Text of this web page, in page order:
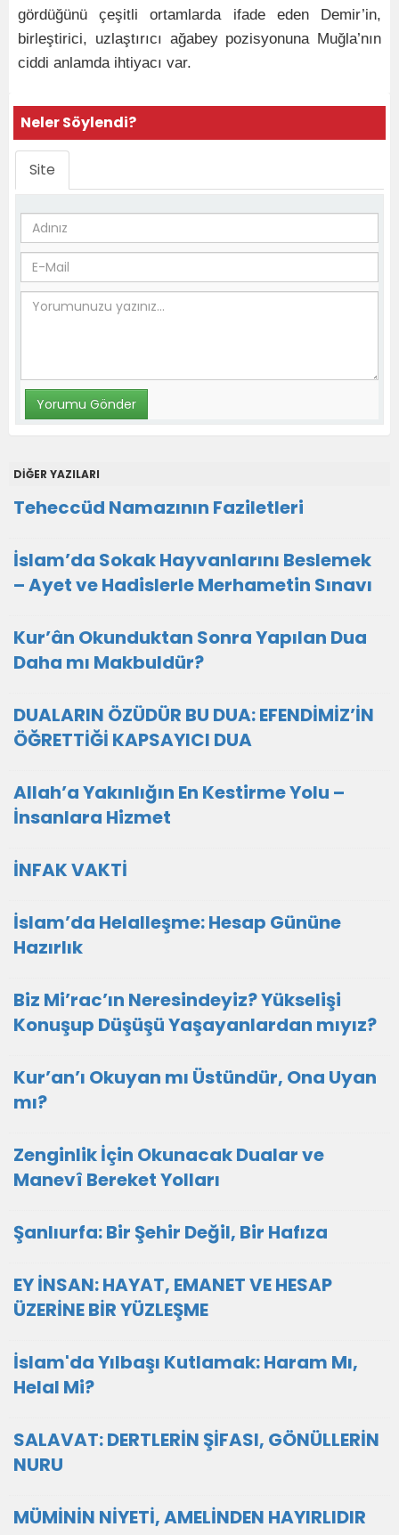
gördüğünü çeşitli ortamlarda ifade eden Demir’in,
birleştirici, uzlaştırıcı ağabey pozisyonuna Muğla’nın
ciddi anlamda ihtiyacı var.
Neler Söylendi?
Site
DİĞER YAZILARI
Teheccüd Namazının Faziletleri
İslam’da Sokak Hayvanlarını Beslemek
– Ayet ve Hadislerle Merhametin Sınavı
Kur’ân Okunduktan Sonra Yapılan Dua
Daha mı Makbuldür?
DUALARIN ÖZÜDÜR BU DUA: EFENDİMİZ’İN
ÖĞRETTİĞİ KAPSAYICI DUA
Allah’a Yakınlığın En Kestirme Yolu –
İnsanlara Hizmet
İNFAK VAKTİ
İslam’da Helalleşme: Hesap Gününe
Hazırlık
Biz Mi’rac’ın Neresindeyiz? Yükselişi
Konuşup Düşüşü Yaşayanlardan mıyız?
Kur’an’ı Okuyan mı Üstündür, Ona Uyan
mı?
Zenginlik İçin Okunacak Dualar ve
Manevî Bereket Yolları
Şanlıurfa: Bir Şehir Değil, Bir Hafıza
EY İNSAN: HAYAT, EMANET VE HESAP
ÜZERİNE BİR YÜZLEŞME
İslam'da Yılbaşı Kutlamak: Haram Mı,
Helal Mi?
SALAVAT: DERTLERİN ŞİFASI, GÖNÜLLERİN
NURU
MÜMİNİN NİYETİ, AMELİNDEN HAYIRLIDIR